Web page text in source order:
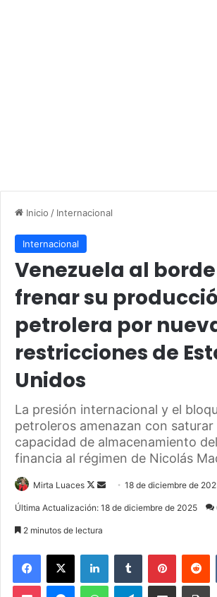
Inicio / Internacional
Internacional
Venezuela al
frenar su
petrolera por
restricciones de
Unidos
La presión internacional y el
petroleros amenazan con saturar
capacidad de almacenamiento
financia al régimen de Nicolás
Mirta Luaces
F
l
o
w
o
a
e
18 de diciembre de
Última Actualización: 18 de diciembre de 2025
2 minutos de lectura
Telegram